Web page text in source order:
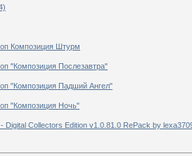
Композиция Штурм
"Композиция Послезавтра"
"Композиция Падший Ангел"
"Композиция Ночь"
Digital Collectors Edition v1.0.81.0 RePack by